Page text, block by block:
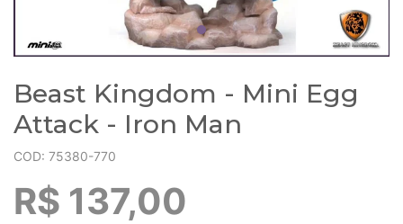
Beast Kingdom - Mini Egg
Attack - Iron Man
COD: 75380-770
R$ 137,00